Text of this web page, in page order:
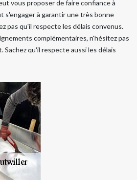
vous proposer de faire confiance à
s'engager à garantir une très bonne
pas qu'il respecte les délais convenus.
complémentaires, n'hésitez pas
qu'il respecte aussi les délais